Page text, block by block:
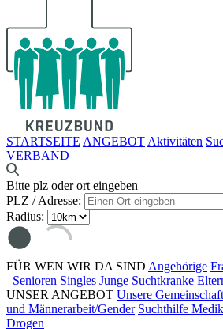
STARTSEITE ANGEBOT Aktivitäten
VERBAND
Bitte plz oder ort eingeben
PLZ / Adresse:
Radius:
FÜR WEN WIR DA SIND Angehörige
Senioren Singles Junge Suchtkranke
UNSER ANGEBOT Unsere Gemeinschaft
und Männerarbeit/Gender Suchthilfe
Drogen